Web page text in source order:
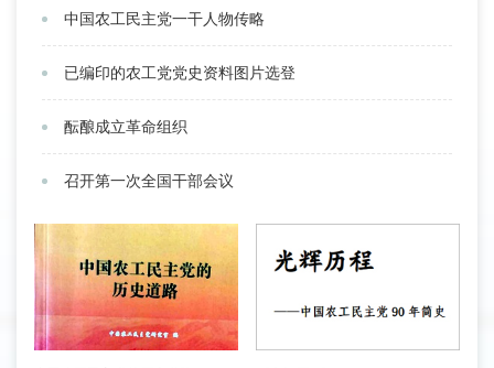
中国农工民主党一干人物传略
已编印的农工党党史资料图片选登
酝酿成立革命组织
召开第一次全国干部会议